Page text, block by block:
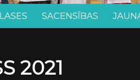
SACENSĪBAS
2021